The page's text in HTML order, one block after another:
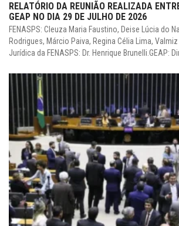
RELATÓRIO DA REUNIÃO REALIZADA
GEAP NO DIA 29 DE JULHO DE 2026
FENASPS: Cleuza Maria Faustino, Deise Lúcia do
Rodrigues, Márcio Paiva, Regina Célia Lima,
Jurídica da FENASPS: Dr. Henrique Brunelli.GEAP: